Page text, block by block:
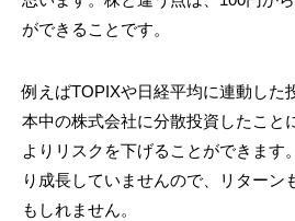
ができることです。
例えばTOPIXや日経平均に連動した
本中の株式会社に分散投資したこと
よりリスクを下げることができます
り成長していませんので、リターン
もしれません。